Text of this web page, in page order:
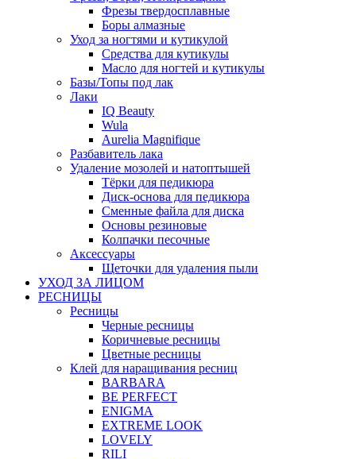
Фрезы твердосплавные
Боры алмазные
Уход за ногтями и кутикулой
Средства для кутикулы
Масло для ногтей и кутикулы
Базы/Топы под лак
Лаки
IQ Beauty
Wula
Aurelia Magnifique
Разбавитель лака
Удаление мозолей и натоптышей
Тёрки для педикюра
Диск-основа для педикюра
Сменные файла для диска
Основы резиновые
Колпачки песочные
Аксессуары
Щеточки для удаления пыли
УХОД ЗА ЛИЦОМ
РЕСНИЦЫ
Ресницы
Черные ресницы
Коричневые ресницы
Цветные ресницы
Клей для наращивания ресниц
BARBARA
BE PERFECT
ENIGMA
EXTREME LOOK
LOVELY
RILI